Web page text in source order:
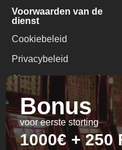
Bonus
voor eerste storting
1000€ + 250
Voorwaarden van de
dienst
Cookiebeleid
Privacybeleid
Algemene voorwaarden
Verantwoord gokken
Contacten
+357 95918234